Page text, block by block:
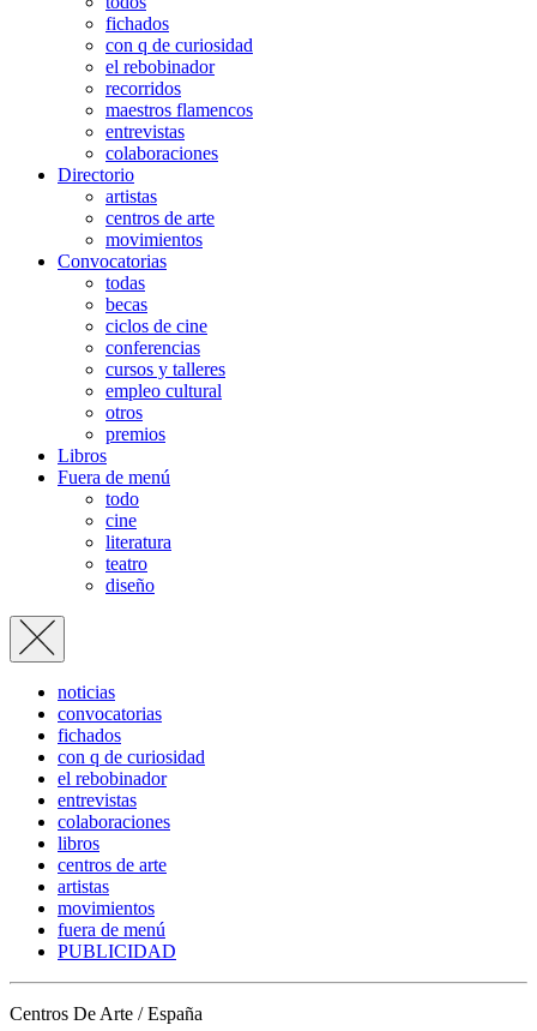
fichados
con q de curiosidad
el rebobinador
recorridos
maestros flamencos
entrevistas
colaboraciones
Directorio
artistas
centros de arte
movimientos
Convocatorias
todas
becas
ciclos de cine
conferencias
cursos y talleres
empleo cultural
otros
premios
Libros
Fuera de menú
todo
cine
literatura
teatro
diseño
noticias
convocatorias
fichados
con q de curiosidad
el rebobinador
entrevistas
colaboraciones
libros
centros de arte
artistas
movimientos
fuera de menú
PUBLICIDAD
Centros De Arte / España